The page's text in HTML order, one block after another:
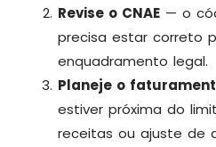
Revise o CNAE — o
precisa estar correto
enquadramento legal.
Planeje o
estiver próxima do
receitas ou ajuste de